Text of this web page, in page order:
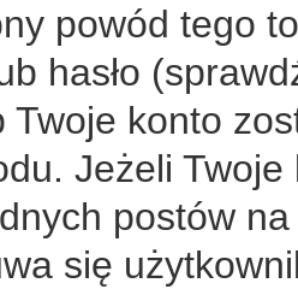
powód tego
hasło
Twoje konto
Jeżeli
postów
się